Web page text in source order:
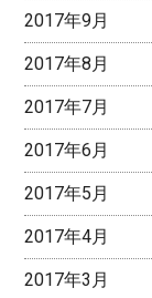
2017年9月
2017年8月
2017年7月
2017年6月
2017年5月
2017年4月
2017年3月